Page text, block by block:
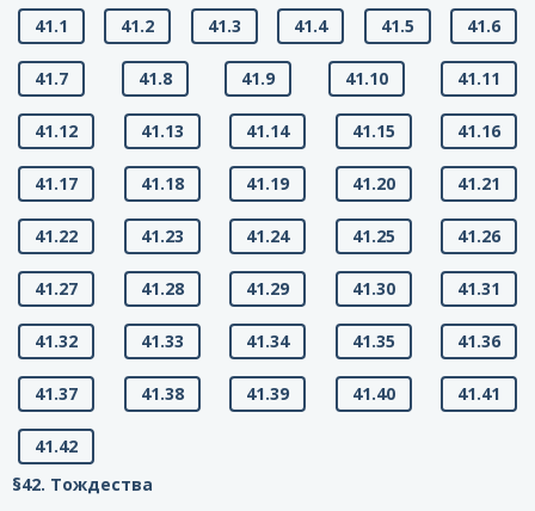
41.1 41.2 41.3 41.4 41.5 41.6
41.7 41.8 41.9 41.10 41.11
41.12 41.13 41.14 41.15 41.16
41.17 41.18 41.19 41.20 41.21
41.22 41.23 41.24 41.25 41.26
41.27 41.28 41.29 41.30 41.31
41.32 41.33 41.34 41.35 41.36
41.37 41.38 41.39 41.40 41.41
41.42
§42. Тождества